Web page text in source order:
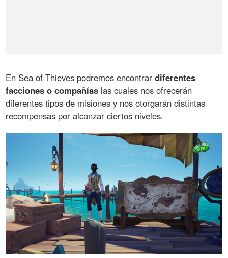
En Sea of Thieves podremos encontrardiferentes
facciones o compañías las cuales nos ofrecerán
diferentes tipos de misiones y nos otorgarán distintas
recompensas por alcanzar ciertos niveles.